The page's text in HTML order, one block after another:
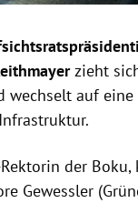
zieht
wechselt auf
der
Gewessler